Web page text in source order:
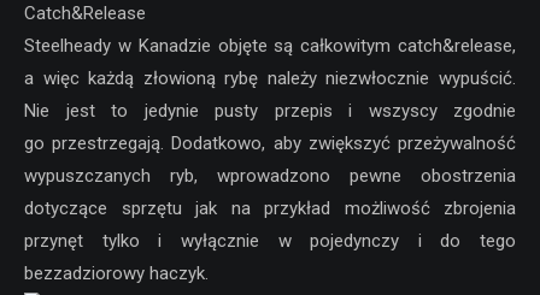
Catch&Release
Steelheady w Kanadzie objęte są całkowitym catch&release,
a więc każdą złowioną rybę należy niezwłocznie wypuścić.
Nie jest to jedynie pusty przepis i wszyscy zgodnie
go przestrzegają. Dodatkowo, aby zwiększyć przeżywalność
wypuszczanych ryb, wprowadzono pewne obostrzenia
dotyczące sprzętu jak na przykład możliwość zbrojenia
przynęt tylko i wyłącznie w pojedynczy i do tego
bezzadziorowy haczyk.